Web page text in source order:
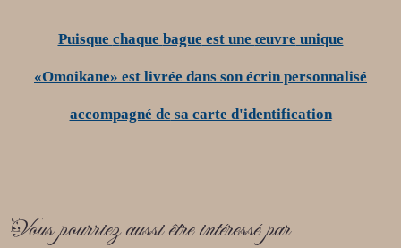
Puisque chaque bague est une œuvre unique
«Omoikane» est livrée dans son écrin personnalisé
accompagné de sa carte d'identification
Vous pourriez aussi être intéressé par